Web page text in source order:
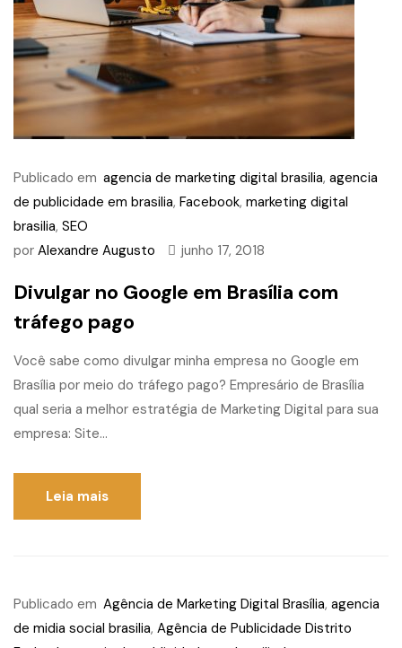
Publicado em agencia de marketing digital brasilia, agencia
de publicidade em brasilia, Facebook, marketing digital
brasilia, SEO
por Alexandre Augusto junho 17, 2018
Divulgar no Google em Brasília com
tráfego pago
Você sabe como divulgar minha empresa no Google em
Brasília por meio do tráfego pago? Empresário de Brasília
qual seria a melhor estratégia de Marketing Digital para sua
empresa: Site...
Leia mais
Publicado em Agência de Marketing Digital Brasília, agencia
de midia social brasilia, Agência de Publicidade Distrito